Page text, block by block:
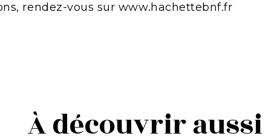
rendez-vous sur www.hachettebnf.fr
À découvrir aussi